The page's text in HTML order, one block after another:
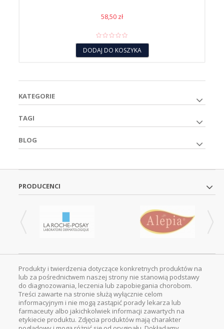
58,50 zł
DODAJ DO KOSZYKA
KATEGORIE
TAGI
BLOG
PRODUCENCI
Produkty i twierdzenia dotyczące konkretnych produktów na
lub za pośrednictwem naszej strony nie stanowią podstawy
do diagnozowania, leczenia lub zapobiegania chorobom.
Treści zawarte na stronie służą wyłącznie celom
informacyjnym i nie mogą zastąpić porady lekarza lub
farmaceuty albo jakichkolwiek informacji zawartych na
etykiecie produktu. Zdjęcia produktów mają charakter